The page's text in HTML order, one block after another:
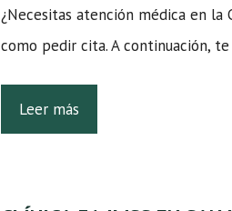
¿Necesitas atención médica en la
como pedir cita. A continuación,
Leer más